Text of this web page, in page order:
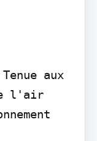
aux
l'air